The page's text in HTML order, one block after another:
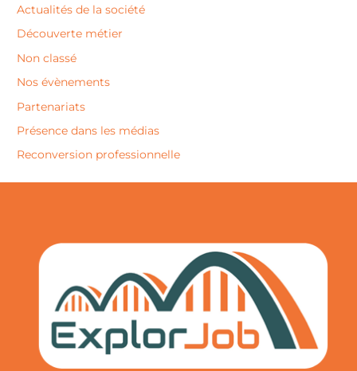
Actualités de la société
Découverte métier
Non classé
Nos évènements
Partenariats
Présence dans les médias
Reconversion professionnelle